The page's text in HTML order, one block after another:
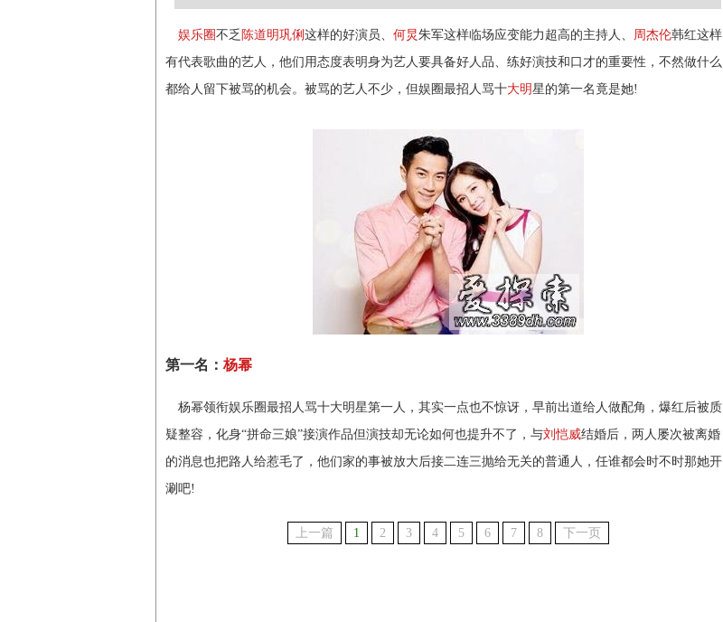
娱乐圈不乏 陈道明巩俐 这样的好演员、 何炅朱军这样临场应变能力超高的主持人、 周杰伦韩红这样
有代表歌曲的艺人，他们用态度表明身为艺人要具备好人品、练好演技和口才的重要性，不然做什么
都给人留下被骂的机会。被骂的艺人不少，但娱圈最招人骂十大明星的第一名竟是她!
第一名： 杨幂
杨幂领衔娱乐圈最招人骂十大明星第一人，其实一点也不惊讶，早前出道给人做配角，爆红后被质
疑整容，化身“拼命三娘”接演作品但演技却无论如何也提升不了，与刘恺威结婚后，两人屡次被离婚
的消息也把路人给惹毛了，他们家的事被放大后接二连三抛给无关的普通人，任谁都会时不时那她开
涮吧!
上一篇 1 2 3 4 5 6 7 8 下一页